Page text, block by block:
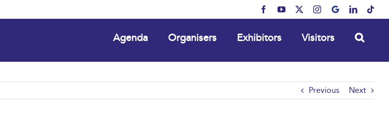
FacebookYouTube Instagram
MyBusinessLinkedIn
Agenda Organisers Exhibitors Visitors
Previous Next